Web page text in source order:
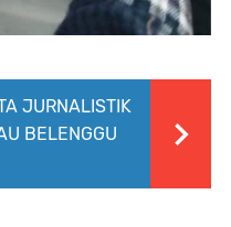
JURNALISTIK
BELENGGU